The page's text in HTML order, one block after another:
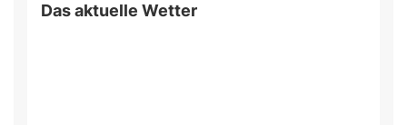
Das aktuelle Wetter